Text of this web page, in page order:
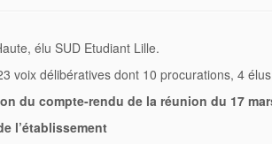
élu SUD Etudiant Lille.
voix délibératives dont 10 procurations, 4
du compte-rendu de la réunion du 17
l’établissement